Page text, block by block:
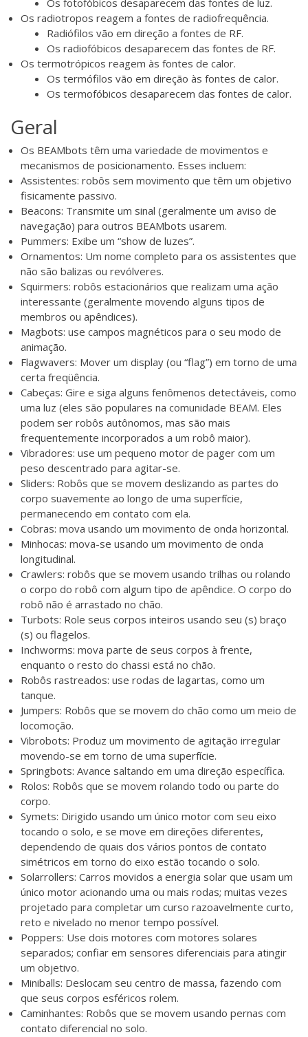
Os radiotropos reagem a fontes de radiofrequência.
Radiófilos vão em direção a fontes de RF.
Os radiofóbicos desaparecem das fontes de RF.
Os termotrópicos reagem às fontes de calor.
Os termófilos vão em direção às fontes de calor.
Os termofóbicos desaparecem das fontes de calor.
Geral
Os BEAMbots têm uma variedade de movimentos e
mecanismos de posicionamento. Esses incluem:
Assistentes: robôs sem movimento que têm um objetivo
fisicamente passivo.
Beacons: Transmite um sinal (geralmente um aviso de
navegação) para outros BEAMbots usarem.
Pummers: Exibe um “show de luzes”.
Ornamentos: Um nome completo para os assistentes que
não são balizas ou revólveres.
Squirmers: robôs estacionários que realizam uma ação
interessante (geralmente movendo alguns tipos de
membros ou apêndices).
Magbots: use campos magnéticos para o seu modo de
animação.
Flagwavers: Mover um display (ou “flag”) em torno de uma
certa freqüência.
Cabeças: Gire e siga alguns fenômenos detectáveis, como
uma luz (eles são populares na comunidade BEAM. Eles
podem ser robôs autônomos, mas são mais
frequentemente incorporados a um robô maior).
Vibradores: use um pequeno motor de pager com um
peso descentrado para agitar-se.
Sliders: Robôs que se movem deslizando as partes do
corpo suavemente ao longo de uma superfície,
permanecendo em contato com ela.
Cobras: mova usando um movimento de onda horizontal.
Minhocas: mova-se usando um movimento de onda
longitudinal.
Crawlers: robôs que se movem usando trilhas ou rolando
o corpo do robô com algum tipo de apêndice. O corpo do
robô não é arrastado no chão.
Turbots: Role seus corpos inteiros usando seu (s) braço
(s) ou flagelos.
Inchworms: mova parte de seus corpos à frente,
enquanto o resto do chassi está no chão.
Robôs rastreados: use rodas de lagartas, como um
tanque.
Jumpers: Robôs que se movem do chão como um meio de
locomoção.
Vibrobots: Produz um movimento de agitação irregular
movendo-se em torno de uma superfície.
Springbots: Avance saltando em uma direção específica.
Rolos: Robôs que se movem rolando todo ou parte do
corpo.
Symets: Dirigido usando um único motor com seu eixo
tocando o solo, e se move em direções diferentes,
dependendo de quais dos vários pontos de contato
simétricos em torno do eixo estão tocando o solo.
Solarrollers: Carros movidos a energia solar que usam um
único motor acionando uma ou mais rodas; muitas vezes
projetado para completar um curso razoavelmente curto,
reto e nivelado no menor tempo possível.
Poppers: Use dois motores com motores solares
separados; confiar em sensores diferenciais para atingir
um objetivo.
Miniballs: Deslocam seu centro de massa, fazendo com
que seus corpos esféricos rolem.
Caminhantes: Robôs que se movem usando pernas com
contato diferencial no solo.